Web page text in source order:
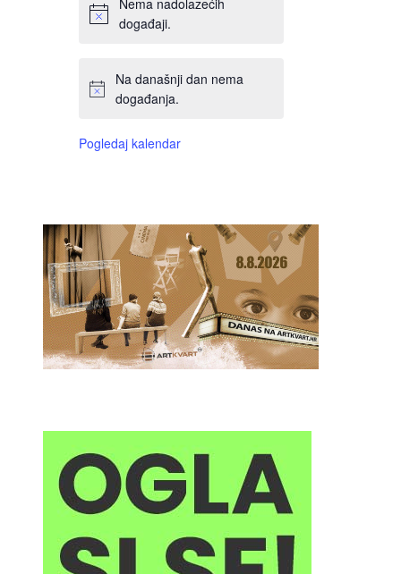
Nema nadolazećih
događaji.
Na današnji dan nema
događanja.
Pogledaj kalendar